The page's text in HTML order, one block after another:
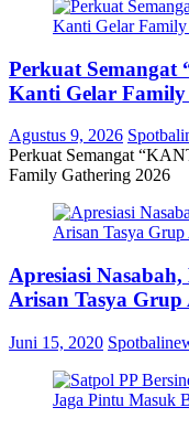
Perkuat Semangat
Kanti Gelar Family
Agustus 9, 2026
Perkuat Semangat
Family Gathering 2026
Apresiasi
Arisan Tasya Grup
Juni 15, 2020